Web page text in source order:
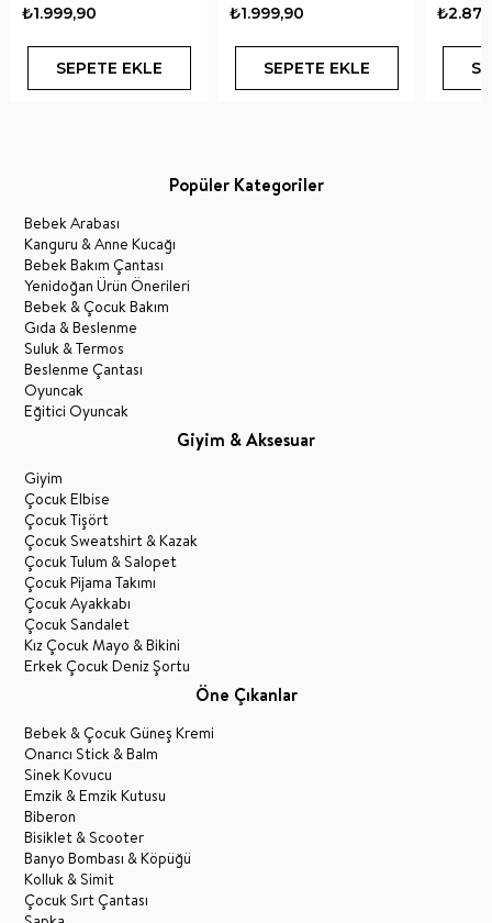
₺1.999,90
SEPETE EKLE
₺1.999,90
SEPETE EKLE
Popüler Kategoriler
Bebek Arabası
Kanguru & Anne Kucağı
Bebek Bakım Çantası
Yenidoğan Ürün Önerileri
Bebek & Çocuk Bakım
Gıda & Beslenme
Suluk & Termos
Beslenme Çantası
Oyuncak
Eğitici Oyuncak
Giyim & Aksesuar
Giyim
Çocuk Elbise
Çocuk Tişört
Çocuk Sweatshirt & Kazak
Çocuk Tulum & Salopet
Çocuk Pijama Takımı
Çocuk Ayakkabı
Çocuk Sandalet
Kız Çocuk Mayo & Bikini
Erkek Çocuk Deniz Şortu
Öne Çıkanlar
Bebek & Çocuk Güneş Kremi
Onarıcı Stick & Balm
Sinek Kovucu
Emzik & Emzik Kutusu
Biberon
Bisiklet & Scooter
Banyo Bombası & Köpüğü
Kolluk & Simit
Çocuk Sırt Çantası